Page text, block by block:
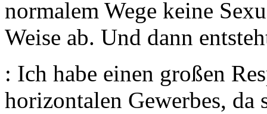
normalem Wege keine
Weise ab. Und dann
: Ich habe einen großen
horizontalen Gewerbes, da